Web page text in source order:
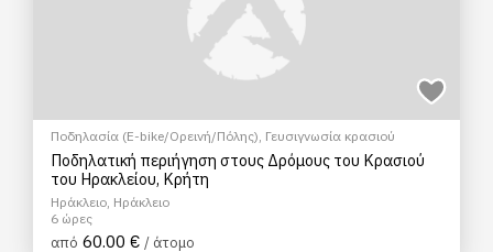
Ποδηλασία (E-bike/Ορεινή/Πόλης), Γευσιγνωσία κρασιού
Ποδηλατική περιήγηση στους Δρόμους του Κρασιού
του Ηρακλείου, Κρήτη
Ηράκλειο, Ηράκλειο
6 ώρες
από 60.00 € / άτομο